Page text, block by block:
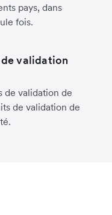
pays, dans
fois.
validation
de validation de
de validation de